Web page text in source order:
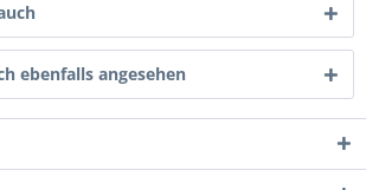
ebenfalls angesehen